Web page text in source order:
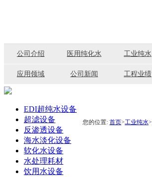
公司介绍 医用纯化水 工业纯水
应用领域 公司新闻 工程业绩
您的位置: 首页>工业纯水>
EDI超纯水设备
超滤设备
反渗透设备
海水淡化设备
软化水设备
水处理耗材
饮用水设备